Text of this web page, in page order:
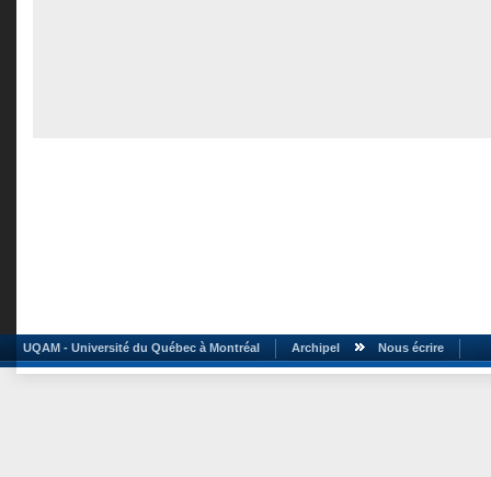
UQAM - Université du Québec à Montréal Archipel Nous écrire